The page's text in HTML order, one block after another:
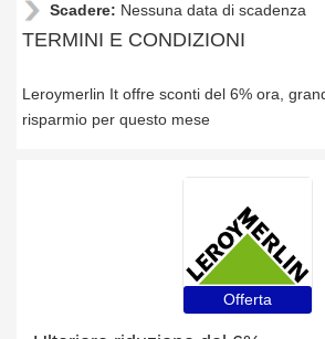
Scadere: Nessuna data di scadenza
TERMINI E CONDIZIONI
Leroymerlin It offre sconti del 6% ora,
risparmio per questo mese
Offerta